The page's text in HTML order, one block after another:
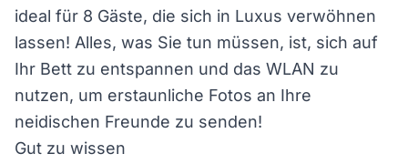
ideal für 8 Gäste, die sich in Luxus verwöhnen
lassen! Alles, was Sie tun müssen, ist, sich auf
Ihr Bett zu entspannen und das WLAN zu
nutzen, um erstaunliche Fotos an Ihre
neidischen Freunde zu senden!
Gut zu wissen